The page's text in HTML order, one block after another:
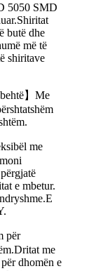
5050 SMD
butë dhe
më të
shiritave
】Me
me
e mbetur.
për
me
dhomën e